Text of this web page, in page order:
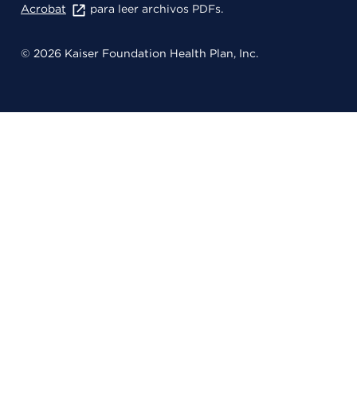
Acrobat
para leer archivos PDFs.
© 2026 Kaiser Foundation Health Plan, Inc.